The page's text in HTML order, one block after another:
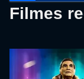
Filmes